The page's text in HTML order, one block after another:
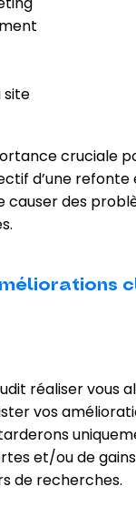
site
cruciale
d’une
causer des
réaliser vous
vos
et/ou de
de recherches.